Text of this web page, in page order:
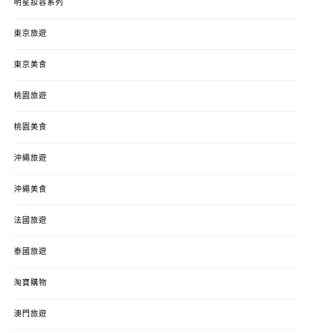
明星妝容系列
東京旅遊
東京美食
桃園旅遊
桃園美食
沖繩旅遊
沖繩美食
法國旅遊
泰國旅遊
淘寶購物
澳門旅遊